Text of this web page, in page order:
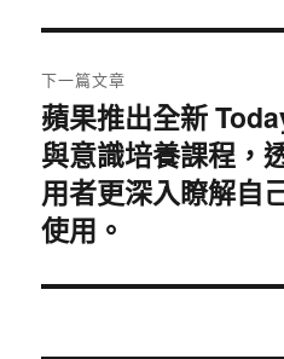
覽
文
章:
下一篇文章
下
一
篇
文
章:
蘋果推出全新
與意識培養課程，
用者更深入瞭解自
使用。